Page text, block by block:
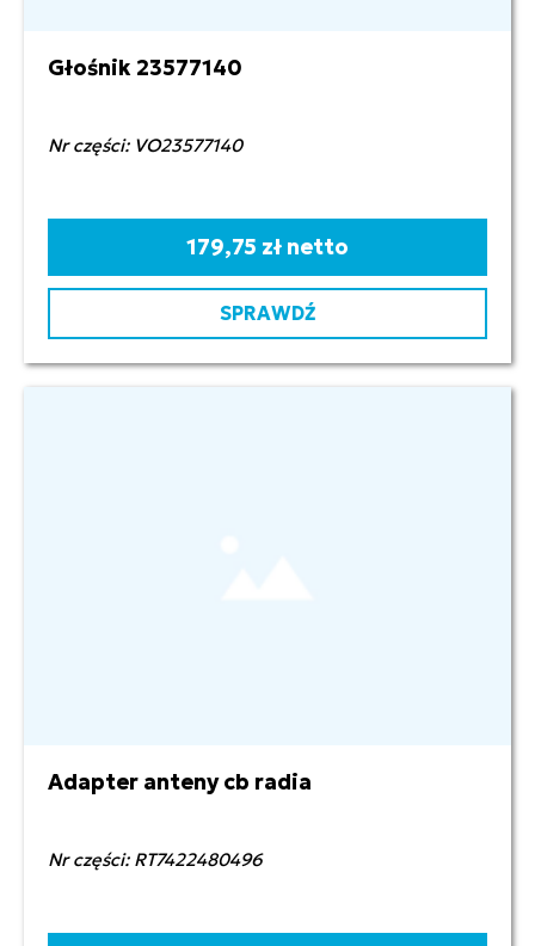
Głośnik 23577140
Nr części: VO23577140
179,75 zł netto
SPRAWDŹ
Adapter anteny cb radia
Nr części: RT7422480496